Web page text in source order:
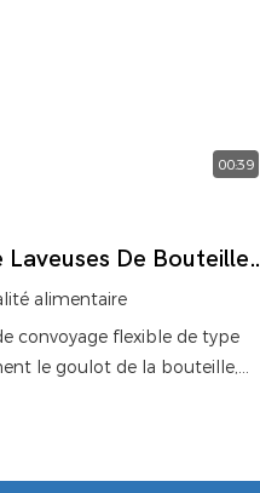
00:39
De Bouteilles
Machinery
alimentaire
convoyage flexible de type
le goulot de la bouteille,
degrés, assure une
un nettoyage complet des